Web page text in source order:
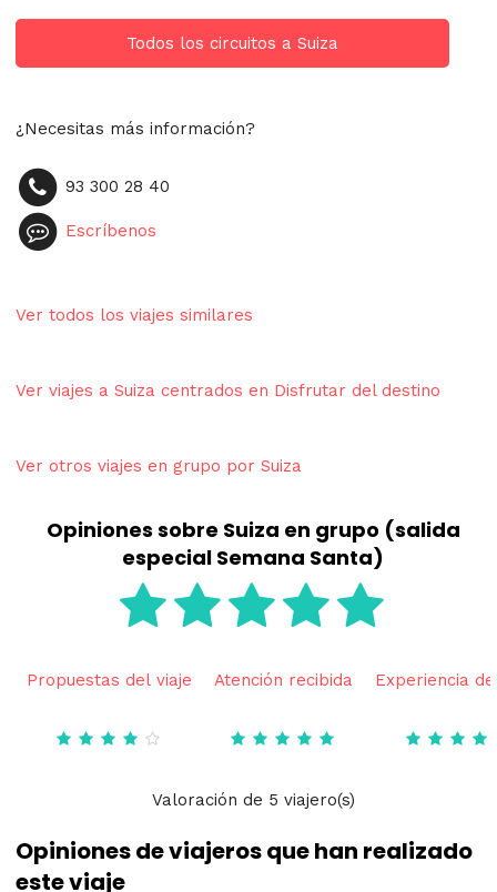
Todos los circuitos a Suiza
¿Necesitas más información?
93 300 28 40
Escríbenos
Ver todos los viajes similares
Ver viajes a Suiza centrados en Disfrutar del destino
Ver otros viajes en grupo por Suiza
Opiniones sobre Suiza en grupo (salida
especial Semana Santa)
Propuestas del viaje Atención recibida Experiencia
Valoración de 5 viajero(s)
Opiniones de viajeros que han realizado
este viaje